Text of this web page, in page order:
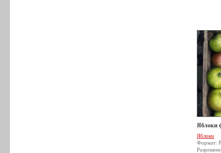
Яблоки
Яблоки
Формат: